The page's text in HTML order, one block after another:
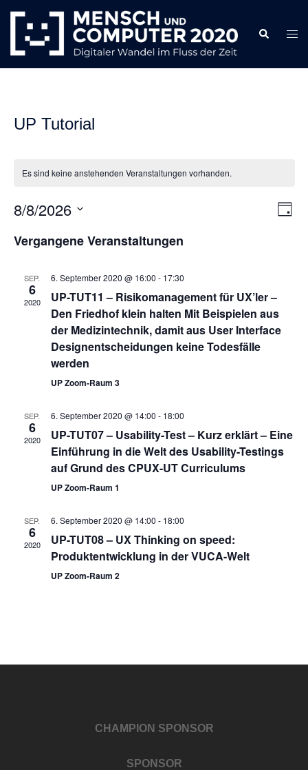
springen
Search
UP Tutorial
Es sind keine anstehenden Veranstaltungen vorhanden.
TAG
8/8/2026
wählen.
Vergangene Veranstaltungen
SEP.
6
2020
6. September 2020 @ 16:00 - 17:30
UP-TUT11 – Risikomanagement für UX’ler –
Den Friedhof klein halten Mit Beispielen aus
der Medizintechnik, damit aus User Interface
Designentscheidungen keine Todesfälle
werden
UP Zoom-Raum 3
SEP.
6
2020
6. September 2020 @ 14:00 - 18:00
UP-TUT07 – Usability-Test – Kurz erklärt – Eine
Einführung in die Welt des Usability-Testings
auf Grund des CPUX-UT Curriculums
UP Zoom-Raum 1
SEP.
6
2020
6. September 2020 @ 14:00 - 18:00
UP-TUT08 – UX Thinking on speed:
Produktentwicklung in der VUCA-Welt
UP Zoom-Raum 2
CHAMPION SPONSOR
SPONSOR